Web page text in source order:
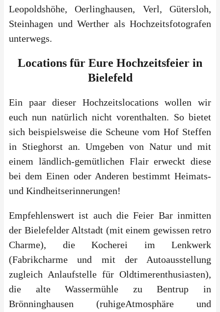
Leopoldshöhe, Oerlinghausen, Verl, Gütersloh,
Steinhagen und Werther als Hochzeitsfotografen
unterwegs.
Locations für Eure Hochzeitsfeier in
Bielefeld
Ein paar dieser Hochzeitslocations wollen wir
euch nun natürlich nicht vorenthalten. So bietet
sich beispielsweise die Scheune vom Hof Steffen
in Stieghorst an. Umgeben von Natur und mit
einem ländlich-gemütlichen Flair erweckt diese
bei dem Einen oder Anderen bestimmt Heimats-
und Kindheitserinnerungen!
Empfehlenswert ist auch die Feier Bar inmitten
der Bielefelder Altstadt (mit einem gewissen retro
Charme), die Kocherei im Lenkwerk
(Fabrikcharme und mit der Autoausstellung
zugleich Anlaufstelle für Oldtimerenthusiasten),
die alte Wassermühle zu Bentrup in
Brönninghausen (ruhigeAtmosphäre und